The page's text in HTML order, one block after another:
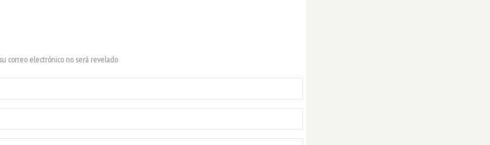
correo electrónico no será revelado